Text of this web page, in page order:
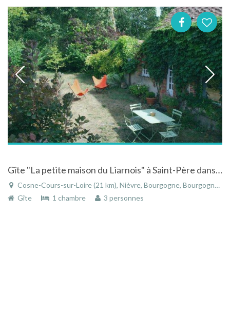
Gîte "La petite maison du Liarnois" à Saint-Père dans la Nièvre en Bourgogne
Cosne-Cours-sur-Loire (21 km), Nièvre, Bourgogne, Bourgogne-Franche-Comté, France
Gîte
1 chambre 3 personnes